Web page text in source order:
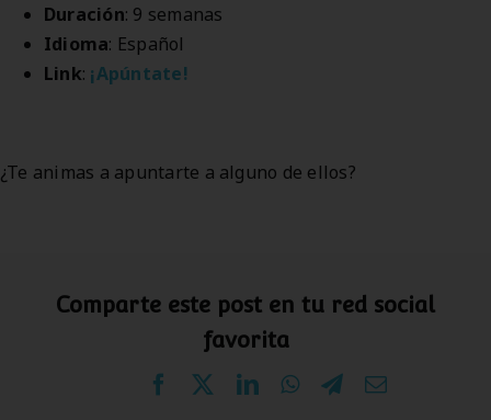
Duración: 9 semanas
Idioma: Español
Link: ¡Apúntate!
¿Te animas a apuntarte a alguno de ellos?
Comparte este post en tu red social
favorita
FacebookLinkedInWhatsApp
Telegram
Correo